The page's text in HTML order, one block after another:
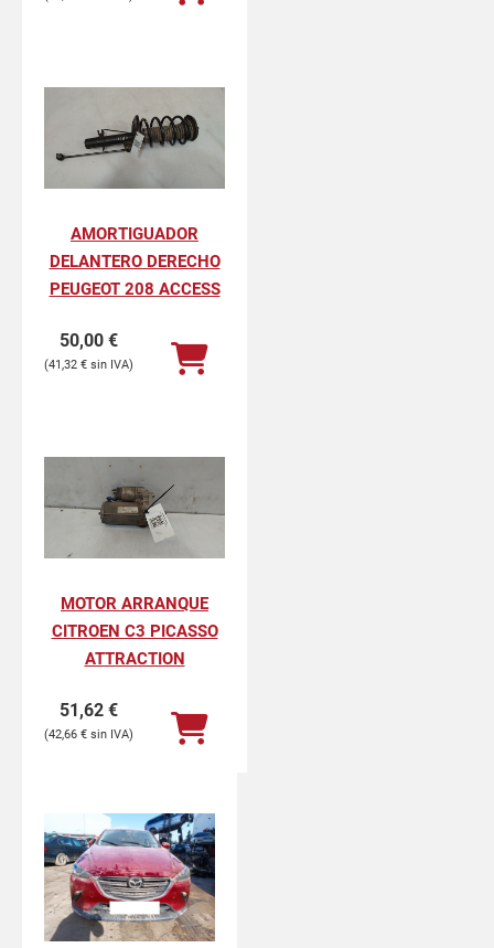
AMORTIGUADOR
DELANTERO DERECHO
PEUGEOT 208 ACCESS
50,00 €
41,32 €
MOTOR ARRANQUE
CITROEN C3 PICASSO
ATTRACTION
51,62 €
42,66 €